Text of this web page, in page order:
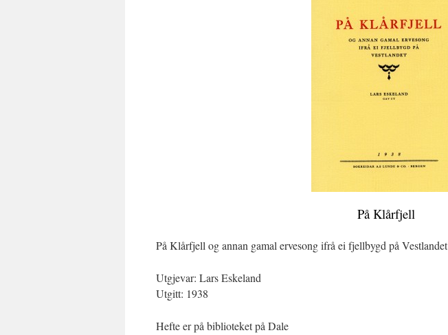
På Klårfjell
På Klårfjell og annan gamal ervesong ifrå ei fjellbygd på Vestlandet
Utgjevar: Lars Eskeland
Utgitt: 1938
Hefte er på biblioteket på Dale